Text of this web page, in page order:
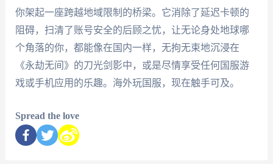
你架起一座跨越地域限制的桥梁。它消除了延迟卡顿的
阻碍，扫清了账号安全的后顾之忧，让无论身处地球哪
个角落的你，都能像在国内一样，无拘无束地沉浸在
《永劫无间》的刀光剑影中，或是尽情享受任何国服游
戏或手机应用的乐趣。海外玩国服，现在触手可及。
Spread the love